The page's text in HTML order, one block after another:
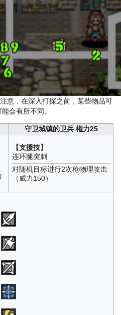
意，在深入打探之前，某些物品可
会有所不同。
守卫城镇的卫兵 権力25
【支援技】
连环腿突刺
对随机目标进行2次枪物理攻击
（威力150）